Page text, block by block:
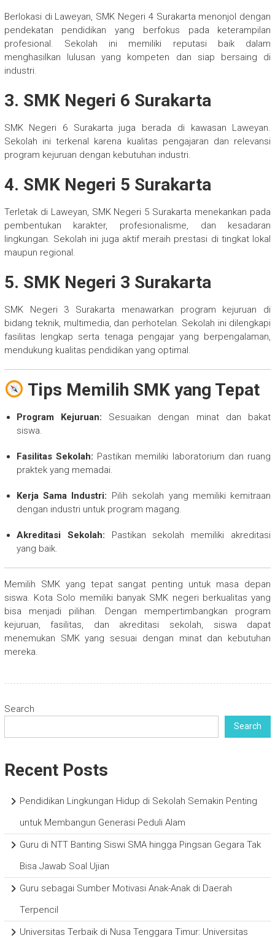
Berlokasi di Laweyan, SMK Negeri 4 Surakarta menonjol dengan
pendekatan pendidikan yang berfokus pada keterampilan
profesional. Sekolah ini memiliki reputasi baik dalam
menghasilkan lulusan yang kompeten dan siap bersaing di
industri.
3. SMK Negeri 6 Surakarta
SMK Negeri 6 Surakarta juga berada di kawasan Laweyan.
Sekolah ini terkenal karena kualitas pengajaran dan relevansi
program kejuruan dengan kebutuhan industri.
4. SMK Negeri 5 Surakarta
Terletak di Laweyan, SMK Negeri 5 Surakarta menekankan pada
pembentukan karakter, profesionalisme, dan kesadaran
lingkungan. Sekolah ini juga aktif meraih prestasi di tingkat lokal
maupun regional.
5. SMK Negeri 3 Surakarta
SMK Negeri 3 Surakarta menawarkan program kejuruan di
bidang teknik, multimedia, dan perhotelan. Sekolah ini dilengkapi
fasilitas lengkap serta tenaga pengajar yang berpengalaman,
mendukung kualitas pendidikan yang optimal.
Tips Memilih SMK yang Tepat
Program Kejuruan: Sesuaikan dengan minat dan bakat
siswa.
Fasilitas Sekolah: Pastikan memiliki laboratorium dan ruang
praktek yang memadai.
Kerja Sama Industri: Pilih sekolah yang memiliki kemitraan
dengan industri untuk program magang.
Akreditasi Sekolah: Pastikan sekolah memiliki akreditasi
yang baik.
Memilih SMK yang tepat sangat penting untuk masa depan
siswa. Kota Solo memiliki banyak SMK negeri berkualitas yang
bisa menjadi pilihan. Dengan mempertimbangkan program
kejuruan, fasilitas, dan akreditasi sekolah, siswa dapat
menemukan SMK yang sesuai dengan minat dan kebutuhan
mereka.
Search
Search
Recent Posts
Pendidikan Lingkungan Hidup di Sekolah Semakin Penting
untuk Membangun Generasi Peduli Alam
Guru di NTT Banting Siswi SMA hingga Pingsan Gegara Tak
Bisa Jawab Soal Ujian
Guru sebagai Sumber Motivasi Anak-Anak di Daerah
Terpencil
Universitas Terbaik di Nusa Tenggara Timur: Universitas